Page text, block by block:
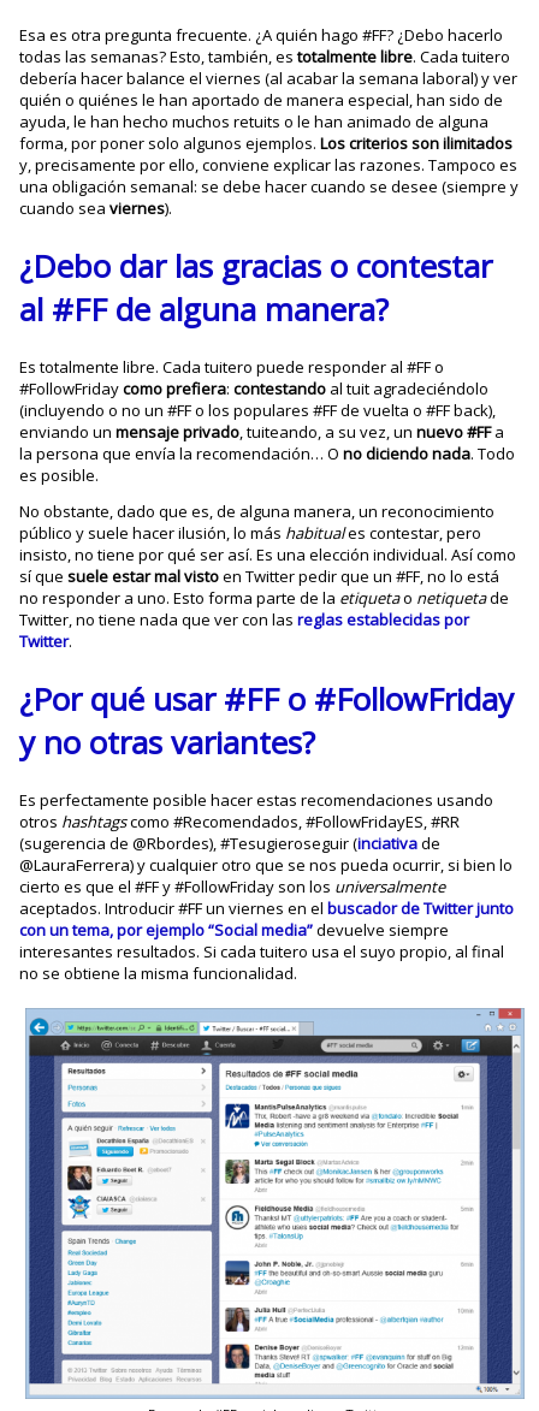
Esa es otra pregunta frecuente. ¿A quién hago #FF? ¿Debo hacerlo
todas las semanas? Esto, también, estotalmente libre. Cada tuitero
debería hacer balance el viernes (al acabar la semana laboral) y ver
quién o quiénes le han aportado de manera especial, han sido de
ayuda, le han hecho muchos retuits o le han animado de alguna
forma, por poner solo algunos ejemplos.Los criterios son ilimitados
y, precisamente por ello, conviene explicar las razones. Tampoco es
una obligación semanal: se debe hacer cuando se desee (siempre y
cuando seaviernes).
¿Debo dar las gracias o contestar
al #FF de alguna manera?
Es totalmente libre. Cada tuitero puede responder al #FF o
#FollowFridaycomo prefiera:contestando al tuit agradeciéndolo
(incluyendo o no un #FF o los populares #FF de vuelta o #FF back),
enviando unmensaje privado, tuiteando, a su vez, unnuevo #FFa
la persona que envía la recomendación… Ono diciendo nada. Todo
es posible.
No obstante, dado que es, de alguna manera, un reconocimiento
público y suele hacer ilusión, lo más habituales contestar, pero
insisto, no tiene por qué ser así. Es una elección individual. Así como
sí quesuele estar mal vistoen Twitter pedir que un #FF, no lo está
no responder a uno. Esto forma parte de la etiquetao netiquetade
Twitter, no tiene nada que ver con lasreglas establecidas por
Twitter.
¿Por qué usar #FF o #FollowFriday
y no otras variantes?
Es perfectamente posible hacer estas recomendaciones usando
otros hashtagscomo #Recomendados, #FollowFridayES, #RR
(sugerencia de @Rbordes), #Tesugieroseguir (inciativade
@LauraFerrera) y cualquier otro que se nos pueda ocurrir, si bien lo
cierto es que el #FF y #FollowFriday son los universalmente
aceptados. Introducir #FF un viernes en elbuscador de Twitter junto
con un tema, por ejemplo “Social media”devuelve siempre
interesantes resultados. Si cada tuitero usa el suyo propio, al final
no se obtiene la misma funcionalidad.